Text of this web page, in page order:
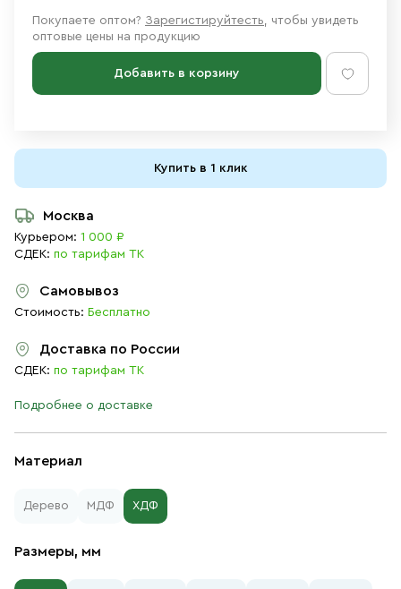
Материал
Дерево МДФ ХДФ
Размеры, мм
Покупаете оптом? Зарегистируйтесть, чтобы увидеть
оптовые цены на продукцию
Добавить в корзину
Купить в 1 клик
Москва
Курьером: 1 000 ₽
СДЕК: по тарифам ТК
Самовывоз
Стоимость: Бесплатно
Доставка по России
СДЕК: по тарифам ТК
Подробнее о доставке